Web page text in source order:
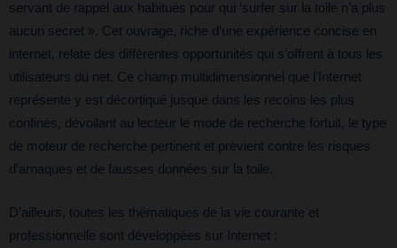
servant de rappel aux habitués pour qui ‘surfer sur la toile n’a plus
aucun secret ». Cet ouvrage, riche d’une expérience concise en
internet, relate des différentes opportunités qui s’offrent à tous les
utilisateurs du net. Ce champ multidimensionnel que l’Internet
représente y est décortiqué jusque dans les recoins les plus
confinés, dévoilant au lecteur le mode de recherche fortuit, le type
de moteur de recherche pertinent et prévient contre les risques
d’arnaques et de fausses données sur la toile.
D’ailleurs, toutes les thématiques de la vie courante et
professionnelle sont développées sur Internet :